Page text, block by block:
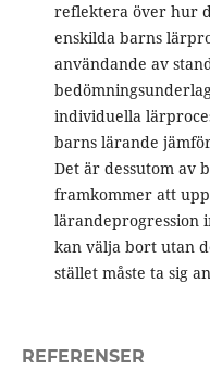
reflektera över hur
enskilda barns
användande av
individuella
barns lärande
Det är dessutom av
framkommer att
lärandeprogression
kan välja bort utan
stället måste ta sig
REFERENSER